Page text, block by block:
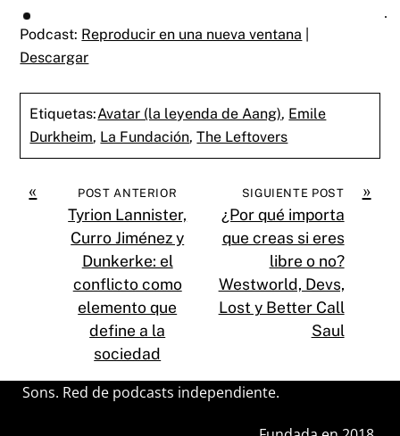
Podcast: Reproducir en una nueva ventana
Descargar
Etiquetas:Avatar (la leyenda de Aang), Emile
Durkheim, La Fundación,The Leftovers
« POST ANTERIOR
Tyrion Lannister,
Curro Jiménez y
Dunkerke: el
conflicto como
elemento que
define a la
sociedad
»
SIGUIENTE POST
¿Por qué importa
que creas si eres
libre o no?
Westworld, Devs,
Lost y Better Call
Saul
Sons. Red de podcasts independiente.